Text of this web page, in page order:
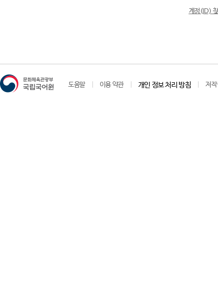
계정(ID)
도움말 이용 약관 개인 정보 처리 방침 저